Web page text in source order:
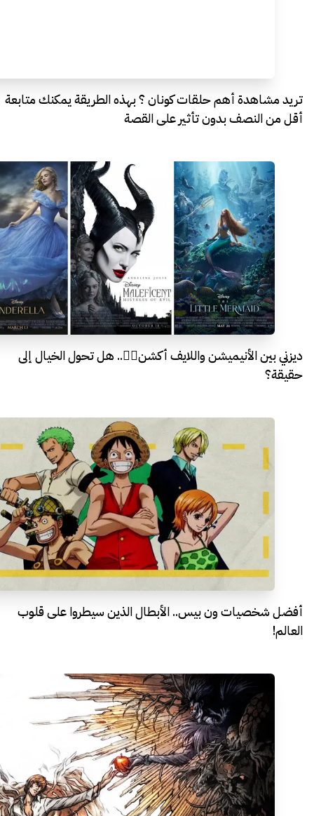
تريد مشاهدة أهم حلقات كونان ؟ بهذه الطريقة يمكنك متابعة
أقل من النصف بدون تأثير على القصة
ديزني بين الأنيميشن واللايف أكشن🧞‍♂️.. هل تحول الخيال إلى
حقيقة؟
أفضل شخصيات ون بيس.. الأبطال الذين سيطروا على قلوب
العالم!